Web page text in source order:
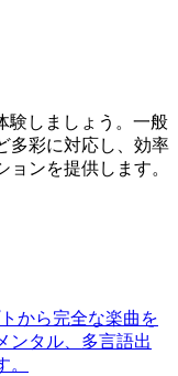
験しましょう。一般
多彩に対応し、効率
ンを提供します。
から完全な楽曲を
ンタル、多言語出